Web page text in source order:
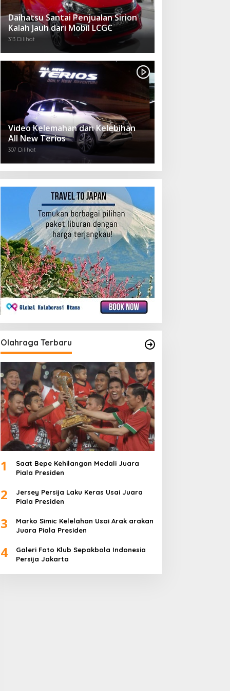
Daihatsu Santai Penjualan Sirion
Kalah Jauh dari Mobil LCGC
313 Dilihat
Video Kelemahan dan Kelebihan
All New Terios
307 Dilihat
Olahraga Terbaru
1
Saat Bepe Kehilangan Medali Juara
Piala Presiden
2
Jersey Persija Laku Keras Usai Juara
Piala Presiden
3
Marko Simic Kelelahan Usai Arak arakan
Juara Piala Presiden
4
Galeri Foto Klub Sepakbola Indonesia
Persija Jakarta